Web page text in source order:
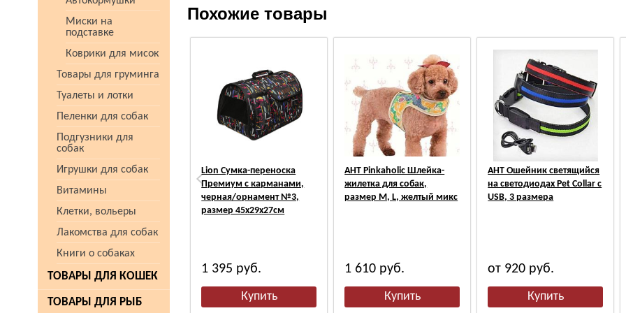
Миски на
подставке
Коврики для мисок
Товары для груминга
Туалеты и лотки
Пеленки для собак
Подгузники для
собак
Игрушки для собак
Витамины
Клетки, вольеры
Лакомства для собак
Книги о собаках
ТОВАРЫ ДЛЯ КОШЕК
ТОВАРЫ ДЛЯ РЫБ
Похожие товары
Lion Сумка-переноска
Премиум с карманами,
черная/орнамент №3,
размер 45х29х27см
1 395 руб.
АНТ Pinkaholic Шлейка-
жилетка для собак,
размер M, L, желтый микс
1 610 руб.
АНТ Ошейник светящийся
на светодиодах Pet Collar с
USB, 3 размера
от 920 руб.